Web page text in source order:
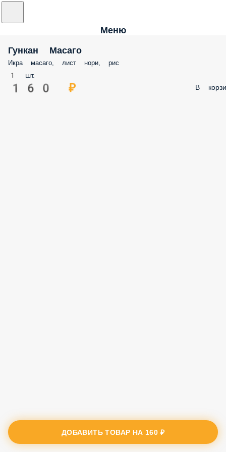
Меню
Гункан Масаго
Икра масаго, лист нори, рис
1 шт.
160 ₽ В
ДОБАВИТЬ ТОВАР НА 160 ₽